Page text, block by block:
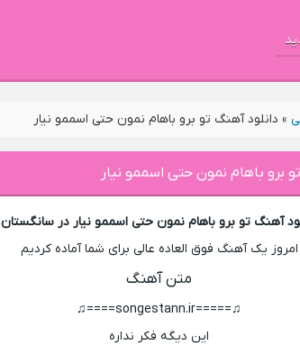
» دانلود آهنگ تو برو باهام نمون حتی اسممو نیار
برو باهام نمون حتی اسممو نیار
آهنگ تو برو باهام نمون حتی اسممو نیار در سانگستان
امروز یک آهنگ فوق العاده عالی برای شما آماده کردیم
متن آهنگ
♫=====songestann.ir====♫
این دیگه فکر نداره